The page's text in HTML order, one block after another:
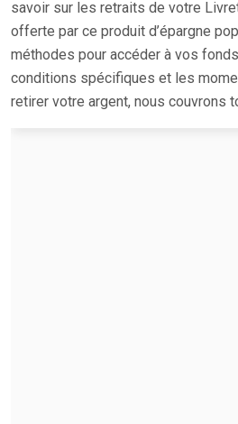
savoir sur les retraits de votre
offerte par ce produit d’épargne
méthodes pour accéder à vos
conditions spécifiques et les
retirer votre argent, nous couvrons